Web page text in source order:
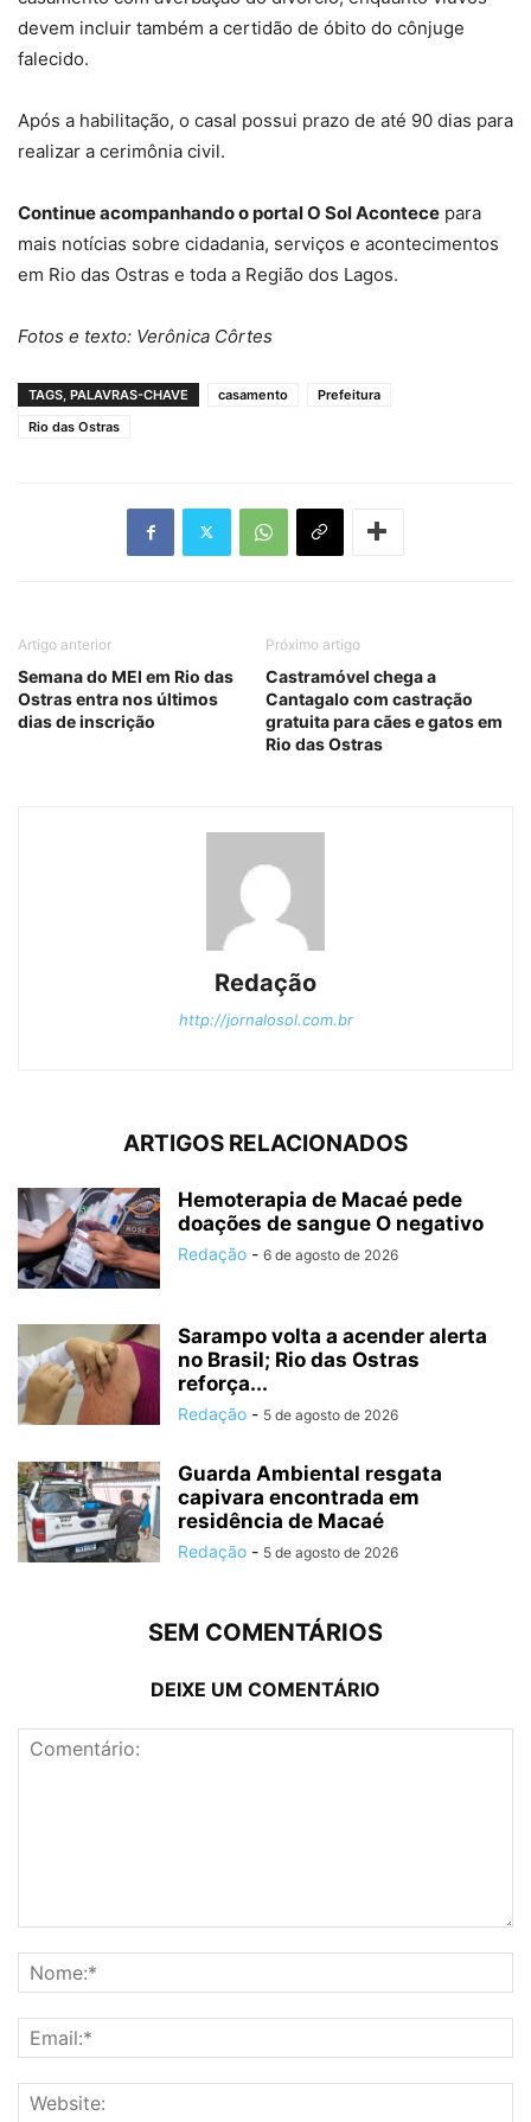
devem incluir também a certidão de óbito do cônjuge
falecido.
Após a habilitação, o casal possui prazo de até 90 dias para
realizar a cerimônia civil.
Continue acompanhando o portal O Sol Acontece para
mais notícias sobre cidadania, serviços e acontecimentos
em Rio das Ostras e toda a Região dos Lagos.
Fotos e texto: Verônica Côrtes
TAGS, PALAVRAS-CHAVE casamento
Prefeitura
Rio das Ostras
Artigo anterior
Semana do MEI em Rio das
Ostras entra nos últimos
dias de inscrição
Próximo artigo
Castramóvel chega a
Cantagalo com castração
gratuita para cães e gatos em
Rio das Ostras
Redação
http://jornalosol.com.br
ARTIGOS RELACIONADOS
Hemoterapia de Macaé pede
doações de sangue O negativo
Redação - 6 de agosto de 2026
Sarampo volta a acender alerta
no Brasil; Rio das Ostras
reforça...
Redação - 5 de agosto de 2026
Guarda Ambiental resgata
capivara encontrada em
residência de Macaé
Redação - 5 de agosto de 2026
SEM COMENTÁRIOS
DEIXE UM COMENTÁRIO